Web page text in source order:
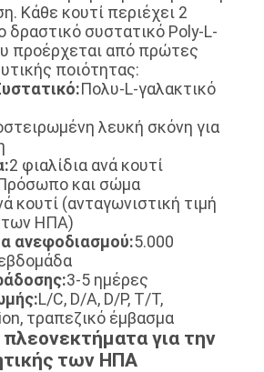
Κάθε κουτί περιέχει 2
δραστικό συστατικό Poly-L-
προέρχεται από πρώτες
ποιότητας:
Πολυ-L-γαλακτικό
λευκή σκόνη για
2 φιαλίδια ανά κουτί
και σώμα
κουτί (ανταγωνιστική τιμή
των ΗΠΑ)
ανεφοδιασμού:5.000
3-5 ημέρες
L/C, D/A, D/P, T/T,
τραπεζικό έμβασμα
για την
των ΗΠΑ